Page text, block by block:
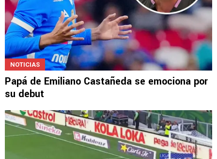
NOTICIAS
Papá de Emiliano Castañeda se emociona por
su debut